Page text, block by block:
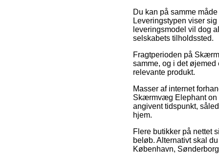
Du kan på samme
Leveringstypen viser
leveringsmodel vil dog
selskabets tilholdssted.
Fragtperioden på
samme, og i det
relevante produkt.
Masser af internet
Skærmvæg Elephant on
angivent tidspunkt,
hjem.
Flere butikker på nettet
beløb. Alternativt skal
København,